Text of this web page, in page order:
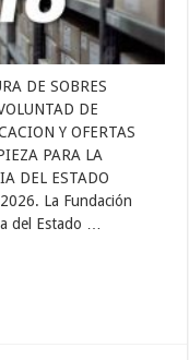
DE SOBRES
DE
Y OFERTAS
PARA LA
DEL ESTADO
La Fundación
del Estado …